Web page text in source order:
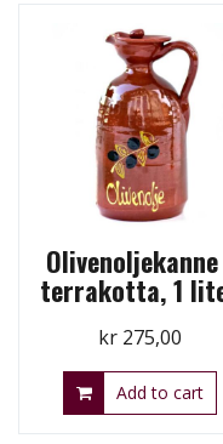
terrakotta, 1
kr275,00
Add to cart